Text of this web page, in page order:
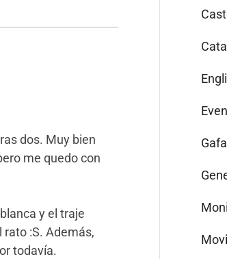
dos. Muy bien
me quedo con
y el traje
:S. Además,
todavía.